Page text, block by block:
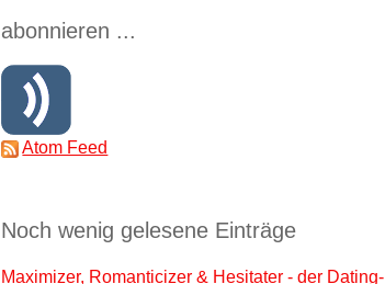
abonnieren ...
Atom Feed
Noch wenig gelesene Einträge
Maximizer, Romanticizer & Hesitater - der Dating-